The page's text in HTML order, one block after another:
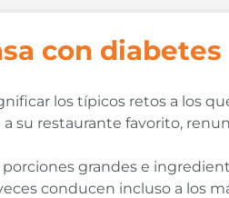
con diabetes
los típicos retos a los
a su restaurante favorito,
grandes e
conducen incluso a los